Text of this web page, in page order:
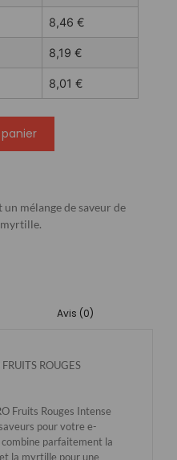
8,46 €
8,19 €
8,01 €
un mélange de saveur de
Avis (0)
ROUGES
Fruits Rouges Intense
pour votre e-
parfaitement la
la myrtille pour une